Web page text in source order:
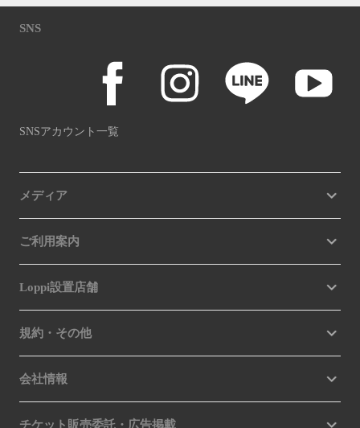
SNS
SNSアカウント一覧
メディア
ご利用案内
Loppi設置店舗
規約・その他
会社情報
チケット販売委託・広告掲載